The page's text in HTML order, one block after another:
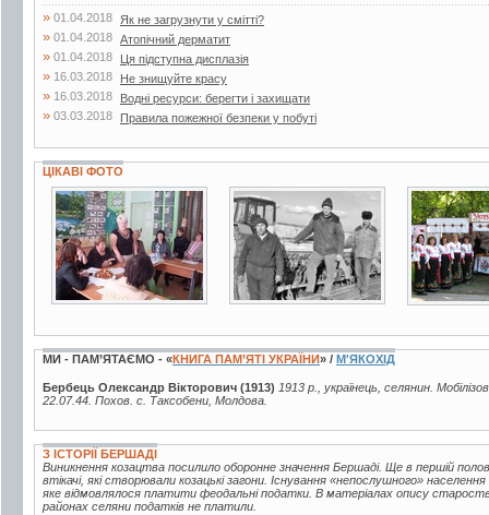
» 01.04.2018 Як не загрузнути у смітті?
» 01.04.2018 Атопічний дерматит
» 01.04.2018 Ця підступна дисплазія
» 16.03.2018 Не знищуйте красу
» 16.03.2018 Водні ресурси: берегти і захищати
» 03.03.2018 Правила пожежної безпеки у побуті
ЦІКАВІ ФОТО
3 фото 2 фото 31 фото
МИ - ПАМ’ЯТАЄМО - «КНИГА ПАМ’ЯТІ УКРАЇНИ» / М'ЯКОХІД
Бербець Олександр Вікторович (1913) 1913 р., українець, селянин.
22.07.44. Похов. с. Таксобени, Молдова.
З ІСТОРІЇ БЕРШАДІ
Виникнення козацтва посилило оборонне значення Бершаді. Ще в першій
втікачі, які створювали козацькі загони. Існування «непослушного»
яке відмовлялося платити феодальні податки. В матеріалах опису
районах селяни податків не платили.